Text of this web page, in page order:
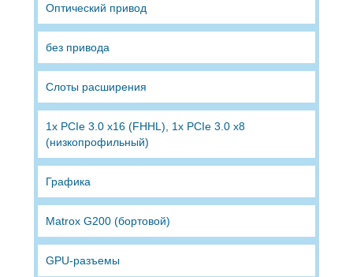
Оптический привод
без привода
Слоты расширения
1x PCIe 3.0 x16 (FHHL), 1x PCIe 3.0 x8
(низкопрофильный)
Графика
Matrox G200 (бортовой)
GPU-разъемы